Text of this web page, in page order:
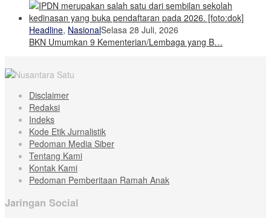
Headline, NasionalSelasa 28 Juli, 2026
BKN Umumkan 9 Kementerian/Lembaga yang B…
Disclaimer
Redaksi
Indeks
Kode Etik Jurnalistik
Pedoman Media Siber
Tentang Kami
Kontak Kami
Pedoman Pemberitaan Ramah Anak
Jaringan Social